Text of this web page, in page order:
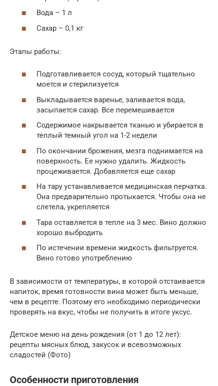
Вода – 1 л
Сахар – 0,1 кг
Этапы работы:
Подготавливается сосуд, который тщательно
моется и стерилизуется
Выкладывается варенье, заливается вода,
засыпается сахар. Все перемешивается
Содержимое накрывается тканью и убирается в
теплый темный угол на 1-2 недели
По окончании брожения, мезга поднимается на
поверхность. Ее нужно удалить. Жидкость
процеживается. Добавляется еще сахар
На тару устанавливается медицинская перчатка.
Она предварительно протыкается. Чтобы она не
слетела, укрепляется
Тара оставляется в тепле на 3 мес. Вино должно
хорошо выбродить
По истечении времени жидкость фильтруется.
Вино готово употреблению
В зависимости от температуры, в которой отстаивается
напиток, время готовности вина может быть меньше,
чем в рецепте. Поэтому его необходимо периодически
проверять на вкус, чтобы не получить в итоге уксус.
Детское меню на день рождения (от 1 до 12 лет):
рецепты мясных блюд, закусок и всевозможных
сладостей (Фото)
Особенности приготовления